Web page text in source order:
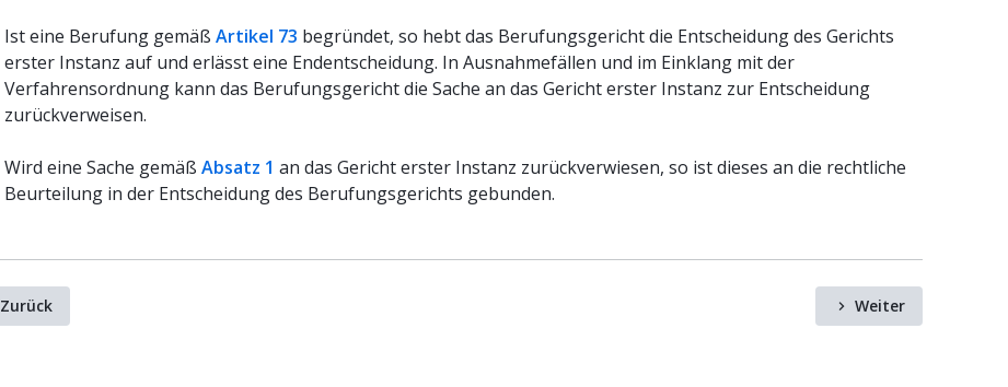
Ist eine Berufung gemäß Artikel 73 begründet, so hebt das Berufungsgericht die Entscheidung des Gerichts
erster Instanz auf und erlässt eine Endentscheidung. In Ausnahmefällen und im Einklang mit der
Verfahrensordnung kann das Berufungsgericht die Sache an das Gericht erster Instanz zur Entscheidung
zurückverweisen.
Wird eine Sache gemäß Absatz 1 an das Gericht erster Instanz zurückverwiesen, so ist dieses an die rechtliche
Beurteilung in der Entscheidung des Berufungsgerichts gebunden.
Zurück Weiter